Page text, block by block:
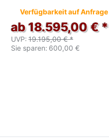
Verfügbarkeit auf Anfrage
ab 18.595,00 € *
UVP: 19.195,00 € *
Sie sparen: 600,00 €